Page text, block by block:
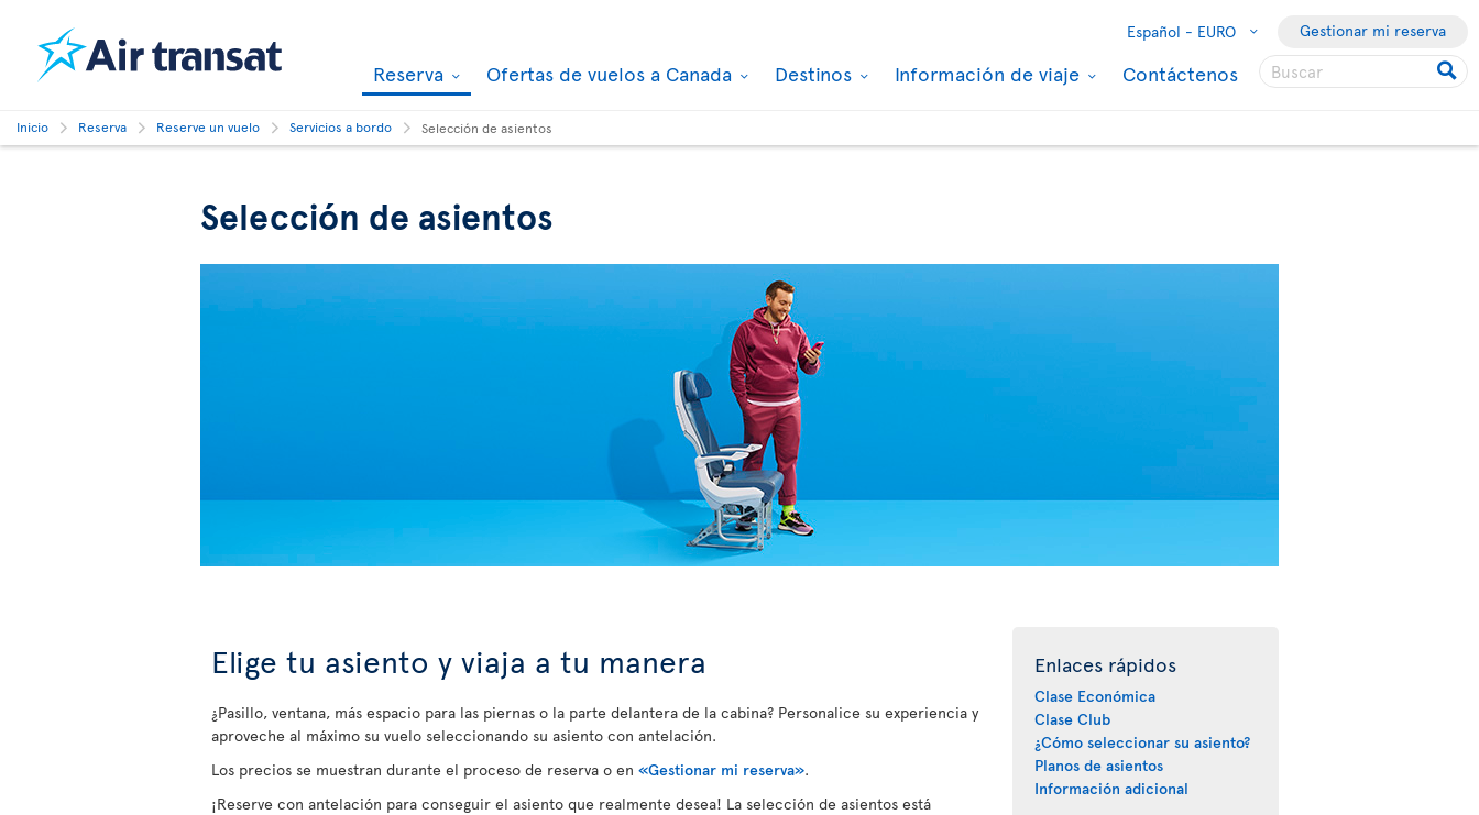
Español - EURO Gestionar mi reserva
Reserva Ofertas de vuelos a Canada Destinos Información de viaje Contáctenos
Inicio Reserva Reserve un vuelo Servicios a bordo Selección de asientos
Selección de asientos
Elige tu asiento y viaja a tu manera
¿Pasillo, ventana, más espacio para las piernas o la parte delantera de la cabina? Personalice su experiencia y
aproveche al máximo su vuelo seleccionando su asiento con antelación.
Los precios se muestran durante el proceso de reserva o en «Gestionar mi reserva».
¡Reserve con antelación para conseguir el asiento que realmente desea! La selección de asientos está
Enlaces rápidos
Clase Económica
Clase Club
¿Cómo seleccionar su asiento?
Planos de asientos
Información adicional